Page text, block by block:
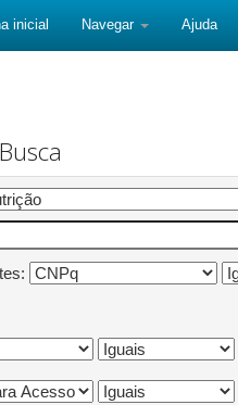
inicial Navegar Ajuda